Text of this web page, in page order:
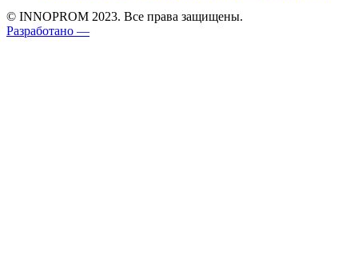
© INNOPROM 2023. Все права защищены.
Разработано —